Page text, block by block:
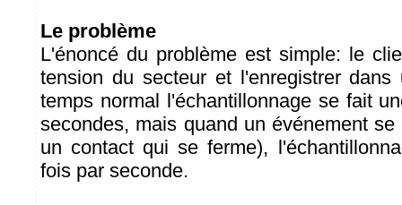
Le problème
L'énoncé du problème est simple: le
tension du secteur et l'enregistrer
temps normal l'échantillonnage se fait
secondes, mais quand un événement
un contact qui se ferme),
fois par seconde.